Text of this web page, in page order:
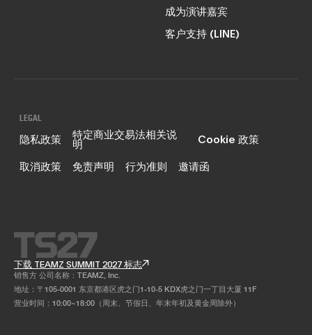
成为演讲嘉宾
客户支持 (LINE)
LEGAL
隐私政策 特定商业交易法相关说
明
Cookie 政策
取消政策
免责声明 行为准则 邀请函
下载 TEAMZ SUMMIT 2027 标志
销售方 公司名称：TEAMZ, Inc.
地址：〒105-0001 东京都港区虎之门1-10-5 KDX虎之门一丁目大厦 11F
营业时间：10:00~18:00（周末、节假日、年末年初及黄金周除外）